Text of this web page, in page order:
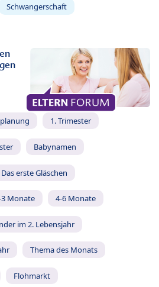
Schwangerschaft
1. Trimester
Babynamen
Das erste Gläschen
3 Monate 4-6 Monate
im 2. Lebensjahr
Thema des Monats
Flohmarkt